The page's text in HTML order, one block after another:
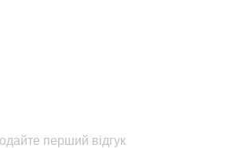
перший відгук